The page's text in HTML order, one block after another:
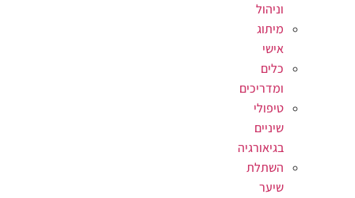
וניהול
מיתוג
אישי
כלים
ומדריכים
טיפולי
שיניים
בגיאורגיה
השתלת
שיער